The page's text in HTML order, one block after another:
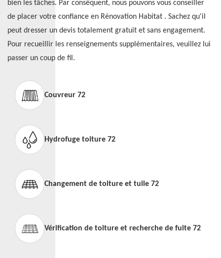
bien les tâches. Par conséquent, nous pouvons vous conseiller
de placer votre confiance en Rénovation Habitat . Sachez qu'il
peut dresser un devis totalement gratuit et sans engagement.
Pour recueillir les renseignements supplémentaires, veuillez lui
passer un coup de fil.
Couvreur 72
Hydrofuge toiture 72
Changement de toiture et tuile 72
Vérification de toiture et recherche de fuite 72